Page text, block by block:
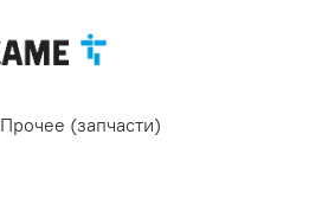
Прочее (запчасти)